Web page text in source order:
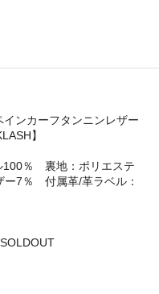
ンカーフタンニンレザー
】
％ 裏地：ポリエステ
7％ 付属革/革ラベル：